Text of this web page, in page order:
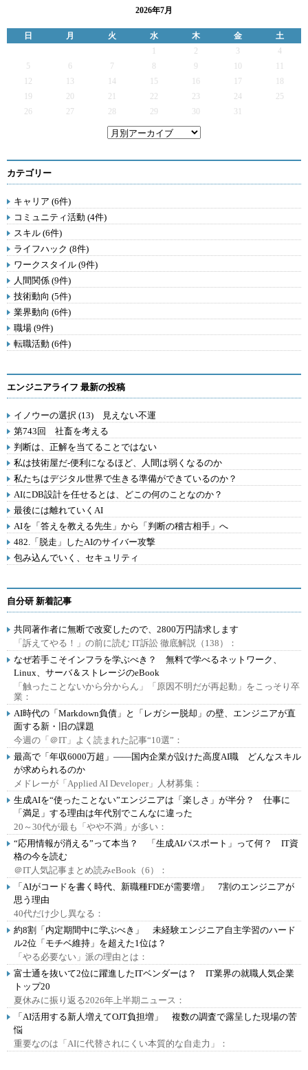
2026年7月
日 月 火 水 木 金
土
2 3
4
5
6 7 9
12
13 14 15 16 17
19
20 21 22 23 24
25
26
27 28 29 30 31
カテゴリー
キャリア (6件)
コミュニティ活動 (4件)
スキル (6件)
ライフハック (8件)
ワークスタイル (9件)
人間関係 (9件)
技術動向 (5件)
業界動向 (6件)
職場 (9件)
転職活動 (6件)
エンジニアライフ 最新の投稿
イノウーの選択 (13) 見えない不運
第743回 社畜を考える
判断は、正解を当てることではない
私は技術屋だ-便利になるほど、人間は弱くなるのか
私たちはデジタル世界で生きる準備ができているのか？
AIにDB設計を任せるとは、どこの何のことなのか？
最後には離れていくAI
AIを「答えを教える先生」から「判断の稽古相手」へ
482.「脱走」したAIのサイバー攻撃
包み込んでいく、セキュリティ
自分研 新着記事
共同著作者に無断で改変したので、2800万円請求します
「訴えてやる！」の前に読む IT訴訟 徹底解説（138）：
なぜ若手こそインフラを学ぶべき？ 無料で学べるネットワーク、
Linux、サーバ＆ストレージのeBook
「触ったことないから分からん」「原因不明だが再起動」をこっそり卒
業：
AI時代の「Markdown負債」と「レガシー脱却」の壁、エンジニアが直
面する新・旧の課題
今週の「＠IT」よく読まれた記事“10選”：
最高で「年収6000万超」――国内企業が設けた高度AI職 どんなスキル
が求められるのか
メドレーが「Applied AI Developer」人材募集：
生成AIを“使ったことない”エンジニアは「楽しさ」が半分？ 仕事に
「満足」する理由は年代別でこんなに違った
20～30代が最も「やや不満」が多い：
“応用情報が消える”って本当？ 「生成AIパスポート」って何？ IT資
格の今を読む
＠IT人気記事まとめ読みeBook（6）：
「AIがコードを書く時代、新職種FDEが需要増」 7割のエンジニアが
思う理由
40代だけ少し異なる：
約8割「内定期間中に学ぶべき」 未経験エンジニア自主学習のハード
ル2位「モチベ維持」を超えた1位は？
「やる必要ない」派の理由とは：
富士通を抜いて2位に躍進したITベンダーは？ IT業界の就職人気企業
トップ20
夏休みに振り返る2026年上半期ニュース：
「AI活用する新人増えてOJT負担増」 複数の調査で露呈した現場の苦
悩
重要なのは「AIに代替されにくい本質的な自走力」：